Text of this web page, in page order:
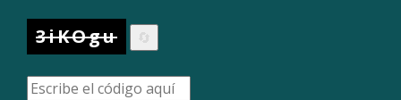
3iKOgu